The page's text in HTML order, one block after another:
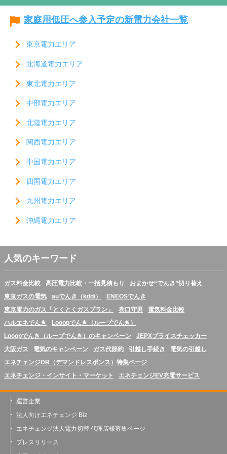
家庭用低圧へ参入予定の新電力会社一覧
東京電力エリア
北海道電力エリア
東北電力エリア
中部電力エリア
北陸電力エリア
関西電力エリア
中国電力エリア
四国電力エリア
九州電力エリア
沖縄電力エリア
人気のキーワード
ガス料金比較 高圧電力比較・一括見積もり
おまかせ“でんき”切り替え
東京ガスの電気
auでんき（kddi）
ENEOSでんき
東京電力のガス「とくとくガスプラン」
巻口守男
電気料金比較
ハルエネでんき
Looopでんき（ループでんき）
Looopでんき（ループでんき）のキャンペーン
JEPXプライスチェッカー
大阪ガス
電気のキャンペーン ガス代節約 引越し手続き
電気の引越し
エネチェンジDR（デマンドレスポンス）特集ページ
エネチェンジ・インサイト・マーケット
エネチェンジEV充電サービス
運営企業
法人向けエネチェンジ Biz
エネチェンジ法人電力切替 代理店様募集ページ
プレスリリース